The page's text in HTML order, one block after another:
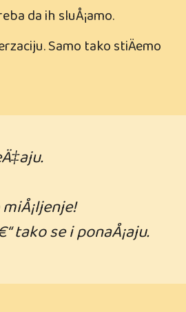
da ih sluÅ¡amo.
Samo tako stiÄemo
tako se i ponaÅ¡aju.